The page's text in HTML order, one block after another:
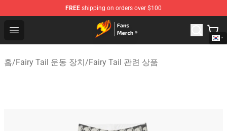
FREE shipping on orders over $100
Open menu
Fairy Tail Store - Official Fairy Tail Merchandise Shop
홈/Fairy Tail 운동 장치/Fairy Tail 관련 상품